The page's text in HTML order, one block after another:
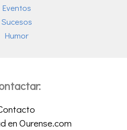
Eventos
Sucesos
Humor
en Ourense.com